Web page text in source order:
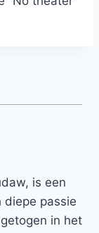
is een
diepe passie
in het